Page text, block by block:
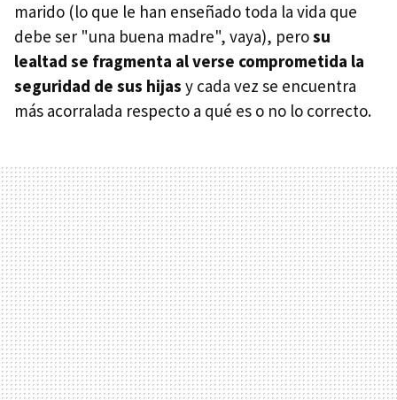
marido (lo que le han enseñado toda la vida que
debe ser "una buena madre", vaya), perosu
lealtad se fragmenta al verse comprometida la
seguridad de sus hijas y cada vez se encuentra
más acorralada respecto a qué es o no lo correcto.